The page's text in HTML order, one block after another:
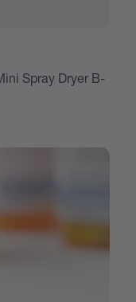
Spray Dryer B-